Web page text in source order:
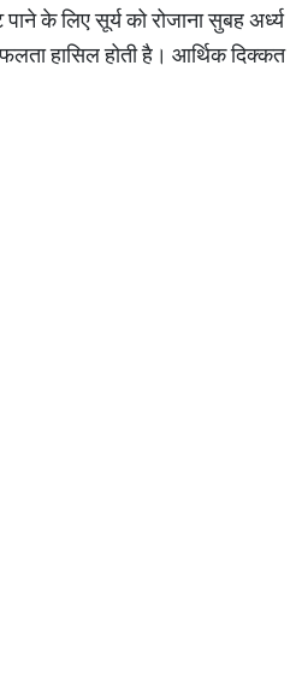
पाने के लिए सूर्य को रोजाना सुबह अर्ध्य
हासिल होती है। आर्थिक दिक्कत